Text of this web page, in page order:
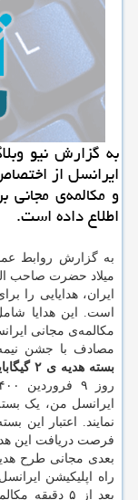
به گزارش نیو
ایرانسل از
و مکالمه‌ی مجانی
اطلاع داده است.
به گزارش روابط
میلاد حضرت صاحب
ایران، هدایایی را
مصادف با جشن
بسته هدیه ی ۲ گیگابایت اینترنت داخلی
ایرانسل من، یک
نمایند. اعتبار این
راه اپلیکیشن